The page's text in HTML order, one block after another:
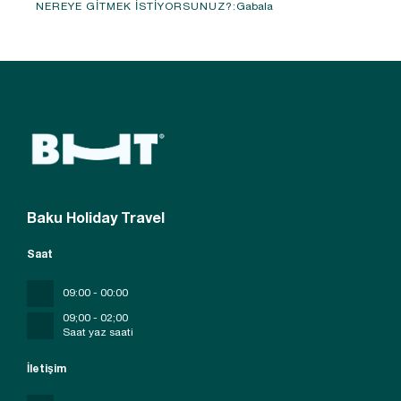
NEREYE GITMEK ISTIYORSUNUZ?: Gabala
Baku Holiday Travel
İletişim
Saat
09:00 - 00:00
09;00 - 02;00
Saat yaz saati